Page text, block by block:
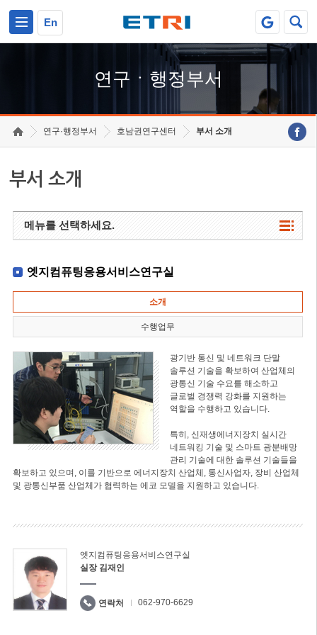
En
연구ㆍ행정부서
연구·행정부서 호남권연구센터 부서 소개
부서 소개
메뉴를 선택하세요.
엣지컴퓨팅응용서비스연구실
소개
수행업무
광기반 통신 및 네트워크 단말
솔루션 기술을 확보하여 산업체의
광통신 기술 수요를 해소하고
글로벌 경쟁력 강화를 지원하는
역할을 수행하고 있습니다.
특히, 신재생에너지장치 실시간
네트워킹 기술 및 스마트 광분배망
관리 기술에 대한 솔루션 기술들을
확보하고 있으며, 이를 기반으로 에너지장치 산업체, 통신사업자, 장비 산업체
및 광통신부품 산업체가 협력하는 에코 모델을 지원하고 있습니다.
엣지컴퓨팅응용서비스연구실
실장 김재인
연락처 062-970-6629